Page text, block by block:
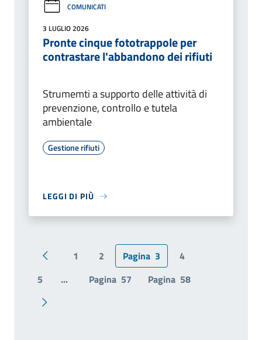
COMUNICATI
3 LUGLIO 2026
Pronte cinque fototrappole per
contrastare l'abbandono dei rifiuti
Strumemti a supporto delle attività di
prevenzione, controllo e tutela
ambientale
Gestione rifiuti
LEGGI DI PIÙ
Pagina precedente
1 2 Pagina 3
4
5
... Pagina 57 Pagina 58
Pagina successiva